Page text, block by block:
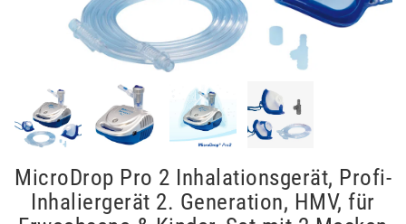
MicroDrop Pro 2 Inhalationsgerät, Profi-
Inhaliergerät 2. Generation, HMV, für